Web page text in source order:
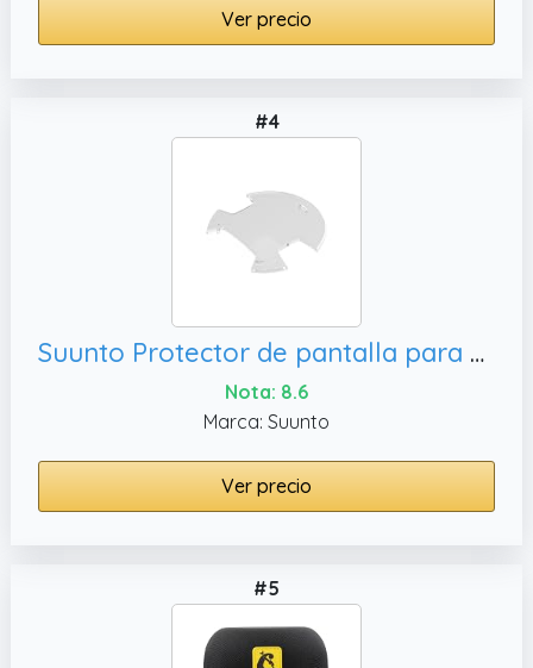
Ver precio
#4
Suunto Protector de pantalla para modelos HelO2, Vyper y Vyper Air
Nota: 8.6
Marca: Suunto
Ver precio
#5